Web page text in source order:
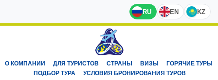
RU EN KZ
О КОМПАНИИ ДЛЯ ТУРИСТОВ СТРАНЫ ВИЗЫ
ГОРЯЧИЕ ТУРЫ
ПОДБОР ТУРА
УСЛОВИЯ БРОНИРОВАНИЯ ТУРОВ